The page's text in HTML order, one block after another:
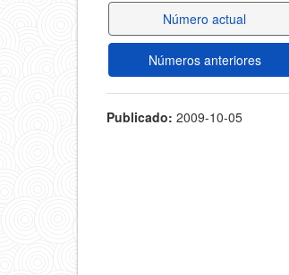
Número actual
Números anteriores
Publicado: 2009-10-05